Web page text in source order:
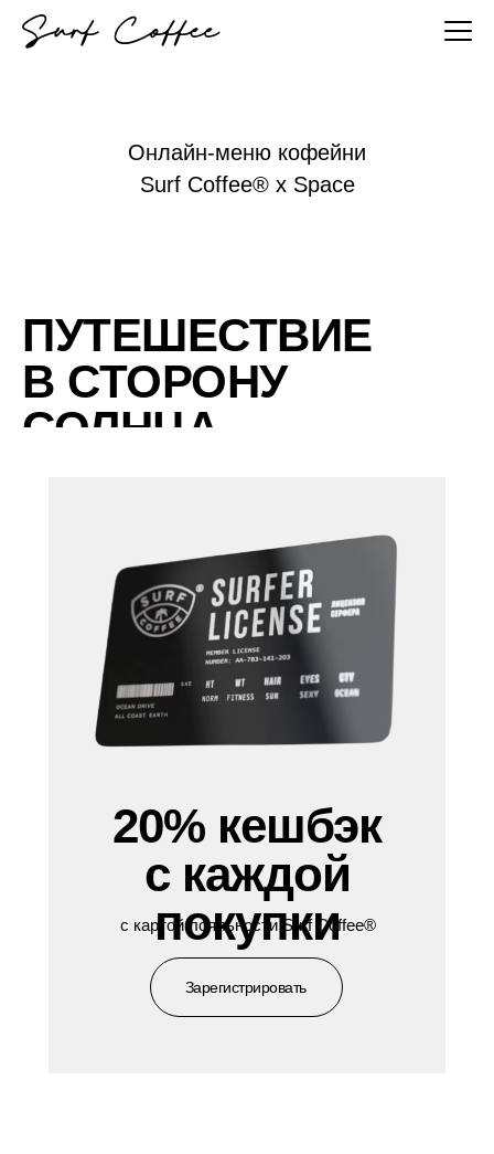
Онлайн-меню кофейни
Surf Coffee® x Space
ПУТЕШЕСТВИЕ
В СТОРОНУ
СОЛНЦА
Зарегистрировать
20% кешбэк
с каждой
покупки
с картой лояльности Surf Coffee®